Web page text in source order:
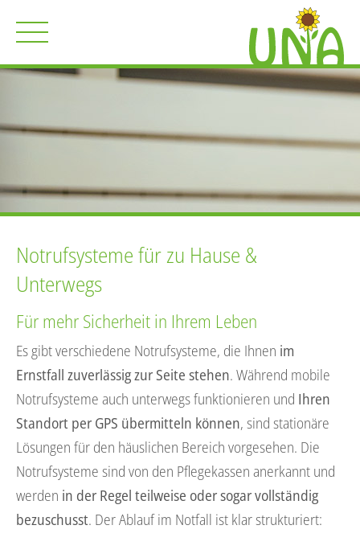
Notrufsysteme für zu Hause &
Unterwegs
Für mehr Sicherheit in Ihrem Leben
Es gibt verschiedene Notrufsysteme, die Ihnen im
Ernstfall zuverlässig zur Seite stehen. Während mobile
Notrufsysteme auch unterwegs funktionieren und Ihren
Standort per GPS übermitteln können, sind stationäre
Lösungen für den häuslichen Bereich vorgesehen. Die
Notrufsysteme sind von den Pflegekassen anerkannt und
werden in der Regel teilweise oder sogar vollständig
bezuschusst. Der Ablauf im Notfall ist klar strukturiert: